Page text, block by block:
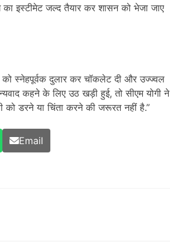
का इस्टीमेट जल्द तैयार कर शासन को भेजा जाए
को स्नेहपूर्वक दुलार कर चॉकलेट दी और उज्ज्वल
कहने के लिए उठ खड़ी हुई, तो सीएम योगी ने
को डरने या चिंता करने की जरूरत नहीं है.”
Email